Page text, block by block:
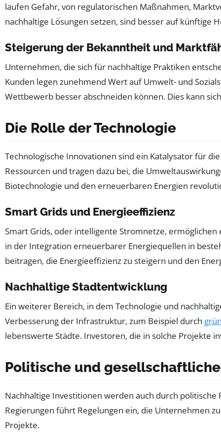
laufen Gefahr, von regulatorischen Maßnahmen,
nachhaltige Lösungen setzen, sind besser auf künftige
Steigerung der Bekanntheit und
Unternehmen, die sich für nachhaltige Praktiken
Kunden legen zunehmend Wert auf Umwelt- und
Wettbewerb besser abschneiden können. Dies kann
Die Rolle der Technologie
Technologische Innovationen sind ein Katalysator für
Ressourcen und tragen dazu bei, die
Biotechnologie und den erneuerbaren Energien
Smart Grids und Energieeffizienz
Smart Grids, oder intelligente Stromnetze,
in der Integration erneuerbarer Energiequellen in
beitragen, die Energieeffizienz zu steigern und den
Nachhaltige Stadtentwicklung
Ein weiterer Bereich, in dem Technologie und
Verbesserung der Infrastruktur, zum Beispiel durch
lebenswerte Städte. Investoren, die in solche Projekte
Politische und
Nachhaltige Investitionen werden auch durch
Regierungen führt Regelungen ein, die Unternehmen
Projekte.